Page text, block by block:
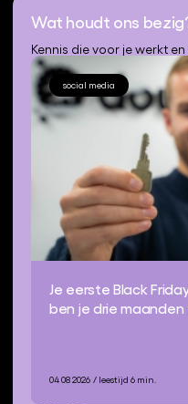
Wat houdt ons
Kennis die voor je werkt
social media
Je eerste Black
ben je drie
04 08 2026 / leestijd 6 min.